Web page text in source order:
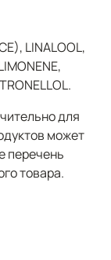
LINALOOL,
для
может
перечень
товара.